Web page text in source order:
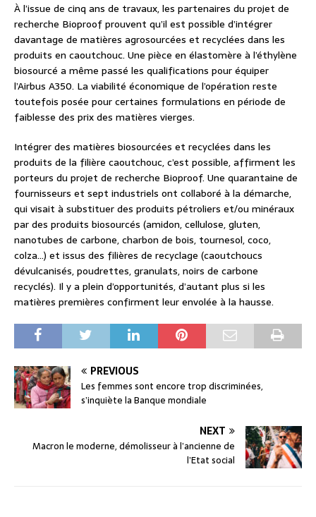
À l’issue de cinq ans de travaux, les partenaires du projet de
recherche Bioproof prouvent qu’il est possible d’intégrer
davantage de matières agrosourcées et recyclées dans les
produits en caoutchouc. Une pièce en élastomère à l’éthylène
biosourcé a même passé les qualifications pour équiper
l’Airbus A350. La viabilité économique de l’opération reste
toutefois posée pour certaines formulations en période de
faiblesse des prix des matières vierges.
Intégrer des matières biosourcées et recyclées dans les
produits de la filière caoutchouc, c’est possible, affirment les
porteurs du projet de recherche Bioproof. Une quarantaine de
fournisseurs et sept industriels ont collaboré à la démarche,
qui visait à substituer des produits pétroliers et/ou minéraux
par des produits biosourcés (amidon, cellulose, gluten,
nanotubes de carbone, charbon de bois, tournesol, coco,
colza…) et issus des filières de recyclage (caoutchoucs
dévulcanisés, poudrettes, granulats, noirs de carbone
recyclés). Il y a plein d’opportunités, d’autant plus si les
matières premières confirment leur envolée à la hausse.
PREVIOUS
Les femmes sont encore trop discriminées,
s’inquiète la Banque mondiale
NEXT
Macron le moderne, démolisseur à l’ancienne de
l’Etat social